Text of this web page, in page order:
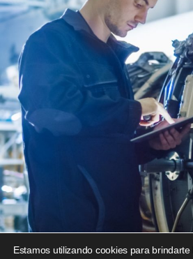
Estamos utilizando cookies para